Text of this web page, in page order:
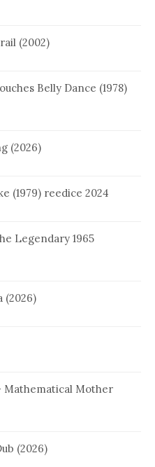
(2002)
Belly Dance (1978)
(2026)
(1979) reedice 2024
Legendary 1965
(2026)
Mathematical Mother
(2026)